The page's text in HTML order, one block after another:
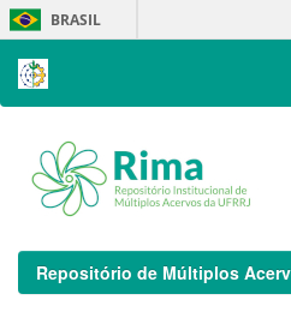
Skip
navigation
BRASIL
Repositório de Múltiplos